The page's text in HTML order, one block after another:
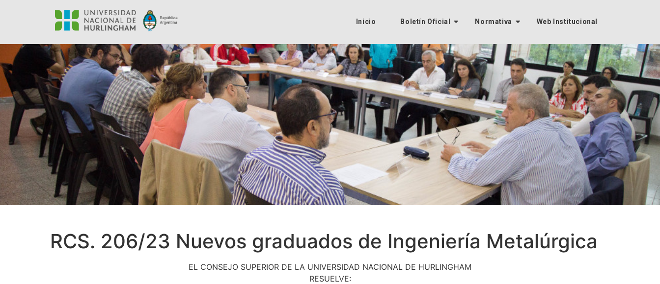
Inicio Boletín Oficial Normativa Web Institucional
RCS. 206/23 Nuevos graduados de Ingeniería Metalúrgica
EL CONSEJO SUPERIOR DE LA UNIVERSIDAD NACIONAL DE HURLINGHAM
RESUELVE: